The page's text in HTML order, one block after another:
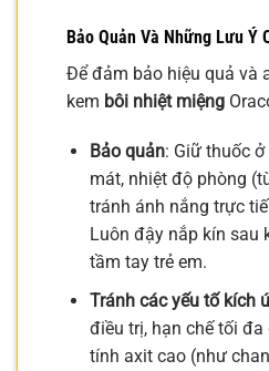
Bảo Quản Và Những Lưu Ý
Để đảm bảo hiệu quả và
kem bôi nhiệt miệng
Bảo quản: Giữ thuốc
mát, nhiệt độ phòng
tránh ánh nắng trực
Luôn đậy nắp kín sau
tầm tay trẻ em.
Tránh các yếu tố kích
điều trị, hạn chế tối
tính axit cao (như